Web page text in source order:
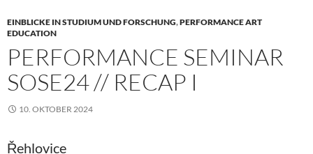
EINBLICKE IN STUDIUM UND FORSCHUNG,PERFORMANCE ART
EDUCATION
PERFORMANCE SEMINAR
SOSE24 // RECAP I
10. OKTOBER 2024
Řehlovice